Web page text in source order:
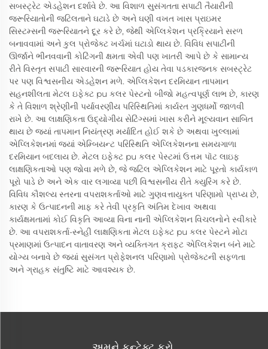
સબસ્ટ્રેટ એડહેશન દર્શાવે છે. આ વિશાળ સુસંગતતા સપાટી તૈયારીની
જરૂરિયાતોની જટિલતાને ઘટાડે છે અને ઘણી વખત ખાસ પ્રાઇમર
સિસ્ટમ્સની જરૂરિયાતને દૂર કરે છે, જેથી એપ્લિકેશન પ્રક્રિયાને સરળ
બનાવવામાં અને કુલ પ્રોજેક્ટ ખર્ચમાં ઘટાડો થાય છે. વિવિધ સપાટીની
ઊર્જાને ભીનવવાની કોટિંગની ક્ષમતા એવી પણ ખાતરી આપે છે કે સામાન્ય
રીતે વિસ્તૃત સપાટી સારવારની જરૂરિયાત હોય તેવા પડકારજનક સબસ્ટ્રેટ
પર પણ વિશ્વસનીય એડહેશન મળે. એપ્લિકેશન દરમિયાન તાપમાન
સહનશીલતા મેટલ ઇફેક્ટ pu કલર પેસ્ટનો બીજો મહત્વપૂર્ણ લાભ છે, કારણ
કે તે વિશાળ શ્રેણીની પર્યાવરણીય પરિસ્થિતિમાં કાર્યરત ગુણધર્મો જાળવી
રાખે છે. આ લાક્ષણિકતા ઉદ્યોગીય સેટિંગ્સમાં ખાસ કરીને મૂલ્યવાન સાબિત
થાય છે જ્યાં તાપમાન નિયંત્રણ મર્યાદિત હોઈ શકે છે અથવા ખુલ્લામાં
એપ્લિકેશનમાં જ્યાં એમ્બિયન્ટ પરિસ્થિતિ એપ્લિકેશનના સમયગાળા
દરમિયાન બદલાય છે. મેટલ ઇફેક્ટ pu કલર પેસ્ટમાં ઉત્તમ પૉટ લાઇફ
લાક્ષણિકતાઓ પણ જોવા મળે છે, જે જટિલ એપ્લિકેશન માટે પૂરતો કાર્યકાળ
પૂરો પાડે છે અને એક વાર લગાવ્યા પછી વિશ્વસનીય રીતે ક્યુરિંગ કરે છે.
વિવિધ કૌશલ્ય સ્તરના વપરાશકર્તાઓ માટે ગુણવત્તાયુક્ત પરિણામો પ્રાપ્ય છે,
કારણ કે ઉત્પાદનની માફ કરે તેવી પ્રકૃતિ અંતિમ દેખાવ અથવા
કાર્યક્ષમતામાં કોઈ વિકૃતિ આવ્યા વિના નાની એપ્લિકેશન વિચલનોને સ્વીકારે
છે. આ વપરાશકર્તા-સ્નેહી લાક્ષણિકતા મેટલ ઇફેક્ટ pu કલર પેસ્ટને મોટા
પ્રમાણમાં ઉત્પાદન વાતાવરણ અને વ્યક્તિગત ક્રાફ્ટ એપ્લિકેશન બંને માટે
યોગ્ય બનાવે છે જ્યાં સુસંગત પ્રોફેશનલ પરિણામો પ્રોજેક્ટની સફળતા
અને ગ્રાહક સંતુષ્ટિ માટે આવશ્યક છે.